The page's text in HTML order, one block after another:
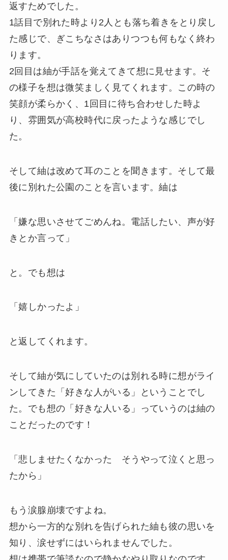
返すためでした。
1話目で別れた時より2人とも落ち着きをとり戻し
た感じで、ぎこちなさはありつつも何もなく終わ
ります。
2回目は紬が手話を覚えてきて想に見せます。そ
の様子を想は微笑ましく見てくれます。この時の
笑顔が柔らかく、1回目に待ち合わせした時よ
り、雰囲気が高校時代に戻ったような感じでし
た。
そして紬は改めて耳のことを聞きます。そして最
後に別れた公園のことを言います。紬は
「嫌な思いさせてごめんね。電話したい、声が好
きとか言って」
と。でも想は
「嬉しかったよ」
と返してくれます。
そして紬が気にしていたのは別れる時に想がライ
ンしてきた「好きな人がいる」ということでし
た。でも想の「好きな人いる」っていうのは紬の
ことだったのです！
「悲しませたくなかった そうやって泣くと思っ
たから」
もう涙腺崩壊ですよね。
想から一方的な別れを告げられた紬も彼の思いを
知り、涙せずにはいられませんでした。